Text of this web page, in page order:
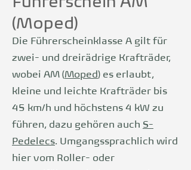
(Moped)
Die Führerscheinklasse A gilt für
zwei- und dreirädrige Krafträder,
wobei AM (Moped) es erlaubt,
kleine und leichte Krafträder bis
45 km/h und höchstens 4 kW zu
führen, dazu gehören auch S-
Pedelecs. Umgangssprachlich wird
hier vom Roller- oder